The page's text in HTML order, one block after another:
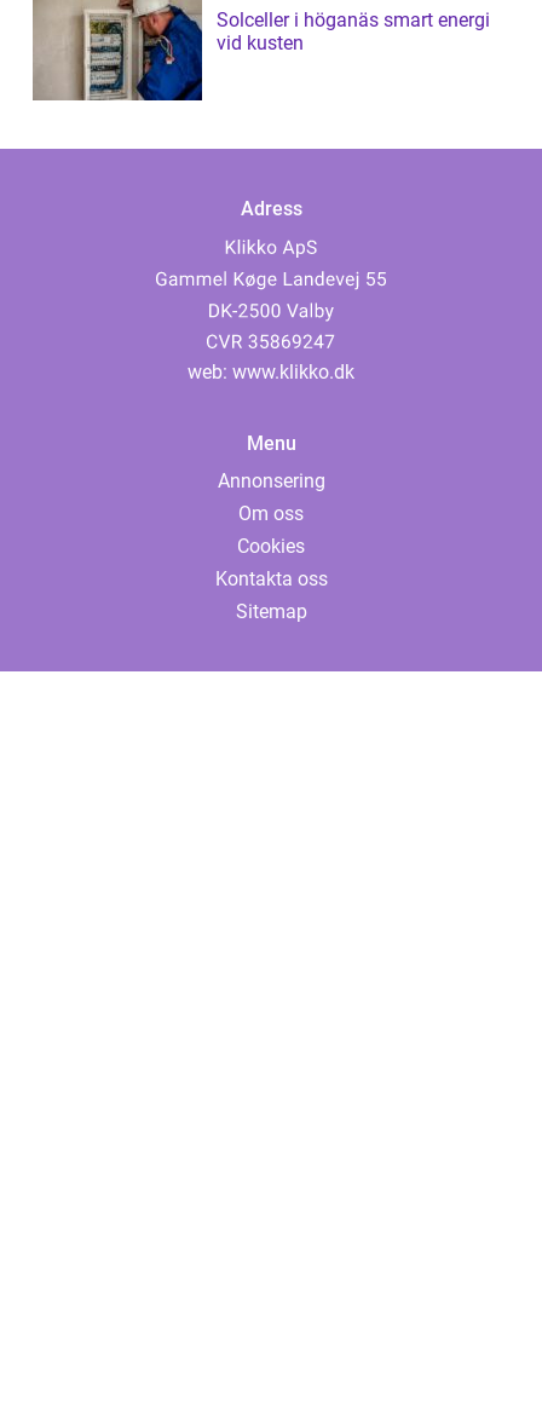
Solceller i höganäs smart energi
vid kusten
Adress
web: www.klikko.dk
Menu
Annonsering
Om oss
Cookies
Kontakta oss
Sitemap